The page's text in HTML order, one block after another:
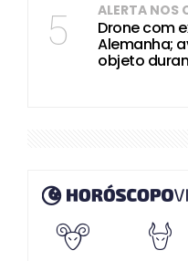
5 ALERTA NOS
Drone com
Alemanha;
objeto